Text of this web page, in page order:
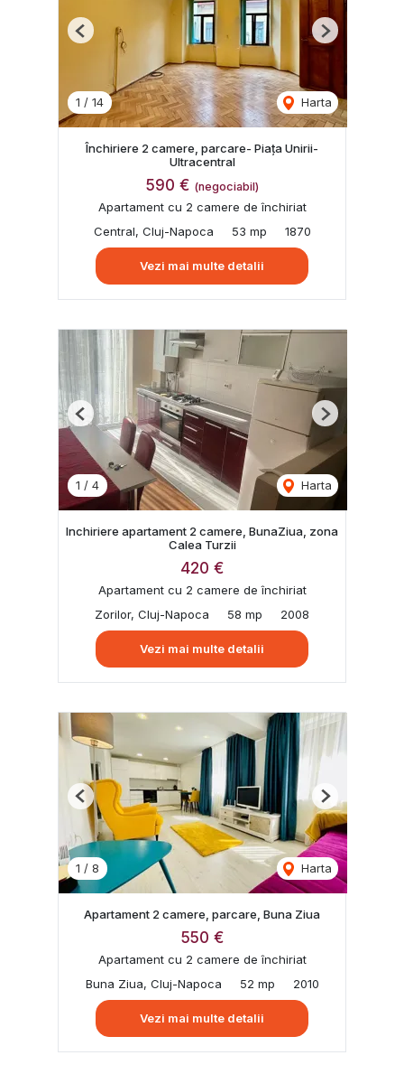
1 / 14 Harta
Previous Next
Închiriere 2 camere, parcare- Piața Unirii-
Ultracentral
590 € (negociabil)
Apartament cu 2 camere de închiriat
Central, Cluj-Napoca
53 mp 1870
Vezi mai multe detalii
1 / 4 Harta
Previous Next
Inchiriere apartament 2 camere, BunaZiua, zona
Calea Turzii
420 €
Apartament cu 2 camere de închiriat
Zorilor, Cluj-Napoca
58 mp 2008
Vezi mai multe detalii
1 / 8 Harta
Previous Next
Apartament 2 camere, parcare, Buna Ziua
550 €
Apartament cu 2 camere de închiriat
Buna Ziua, Cluj-Napoca
52 mp 2010
Vezi mai multe detalii